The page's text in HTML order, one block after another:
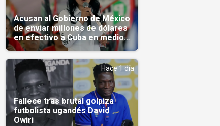
Acusan al Gobierno de México
de enviar millones de dólares
en efectivo a Cuba en medio
de la crisis de la Isla
Hace 1 día
Fallece tras brutal golpiza
futbolista ugandés David
Owiri